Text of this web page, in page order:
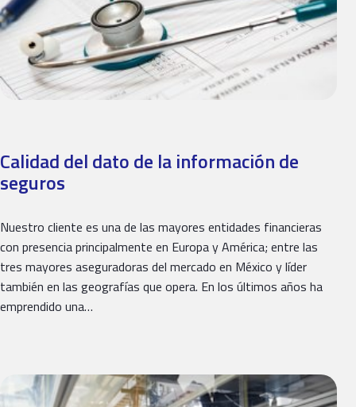
Calidad del dato de la información de
seguros
Nuestro cliente es una de las mayores entidades financieras
con presencia principalmente en Europa y América; entre las
tres mayores aseguradoras del mercado en México y líder
también en las geografías que opera. En los últimos años ha
emprendido una…